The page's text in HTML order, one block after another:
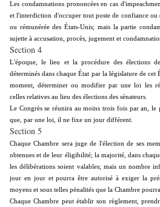
Les condamnations prononcées en cas
et l'interdiction d'occuper tout poste de confiance
ou rémunérée des États-Unis; mais la partie
sujette à accusation, procès, jugement et
Section 4
L'époque, le lieu et la procédure des élections
déterminés dans chaque État par la législature de
moment, déterminer ou modifier par une loi les
celles relatives au lieu des élections des sénateurs.
Le Congrès se réunira au moins trois fois par an,
que, par une loi, il ne fixe un jour différent.
Section 5
Chaque Chambre sera juge de l'élection de ses
obtenues et de leur éligibilité; la majorité, dans
les délibérations soient valables; mais un nombre
jour en jour et pourra être autorisé à exiger la
moyens et sous telles pénalités que la Chambre
Chaque Chambre peut établir son règlement,